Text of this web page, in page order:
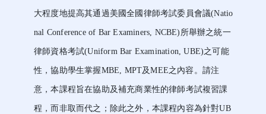
大程度地提高其通過美國全國律師考試委員會議(Natio
nal Conference of Bar Examiners, NCBE)所舉辦之統一
律師資格考試(Uniform Bar Examination, UBE)之可能
性，協助學生掌握MBE, MPT及MEE之內容。請注
意，本課程旨在協助及補充商業性的律師考試複習課
程，而非取而代之；除此之外，本課程內容為針對UB